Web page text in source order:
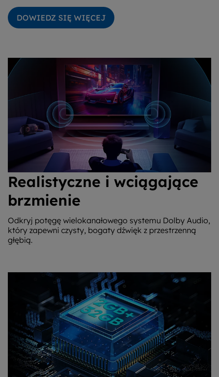
DOWIEDZ SIĘ WIĘCEJ
Realistyczne i wciągające
brzmienie
Odkryj potęgę wielokanałowego systemu Dolby Audio,
który zapewni czysty, bogaty dźwięk z przestrzenną
głębią.